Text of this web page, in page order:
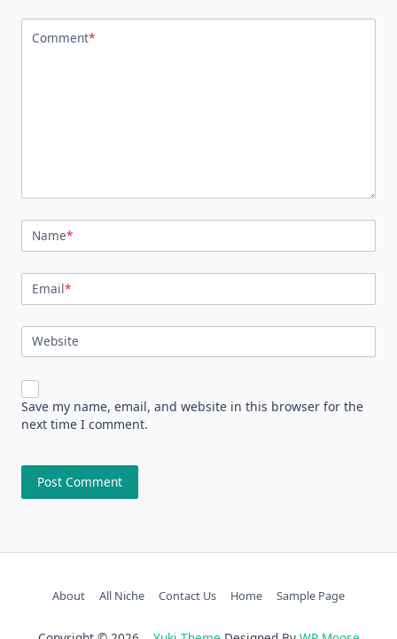
Comment*
Name*
Email*
Website
Save my name, email, and website in this browser for the
next time I comment.
About All Niche Contact Us Home Sample Page